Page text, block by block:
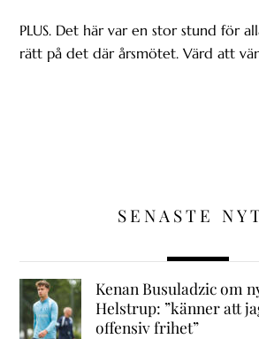
PLUS. Det här var en stor stund för
rätt på det där årsmötet. Värd att
SENASTE
Kenan Busuladzic om
Helstrup: ”känner att
offensiv frihet”